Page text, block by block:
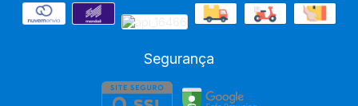
Segurança